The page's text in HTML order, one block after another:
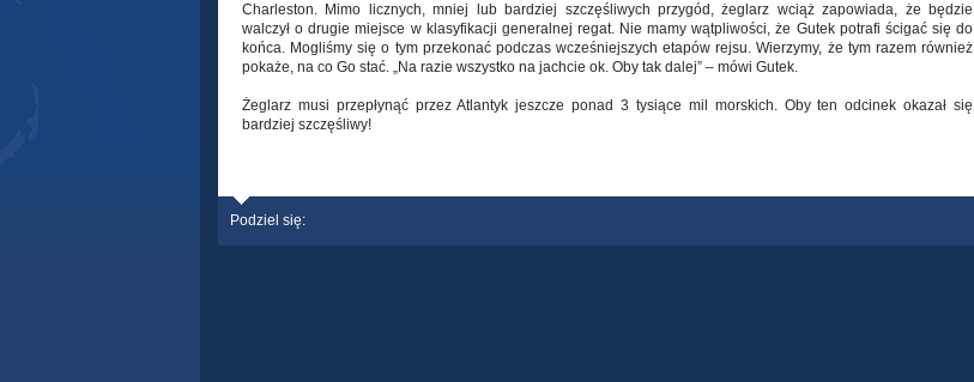
Charleston. Mimo licznych, mniej lub bardziej szczęśliwych przygód, żeglarz wciąż zapowiada, że będzie
walczył o drugie miejsce w klasyfikacji generalnej regat. Nie mamy wątpliwości, że Gutek potrafi ścigać się do
końca. Mogliśmy się o tym przekonać podczas wcześniejszych etapów rejsu. Wierzymy, że tym razem również
pokaże, na co Go stać. „Na razie wszystko na jachcie ok. Oby tak dalej” – mówi Gutek.
Żeglarz musi przepłynąć przez Atlantyk jeszcze ponad 3 tysiące mil morskich. Oby ten odcinek okazał się
bardziej szczęśliwy!
Podziel się: